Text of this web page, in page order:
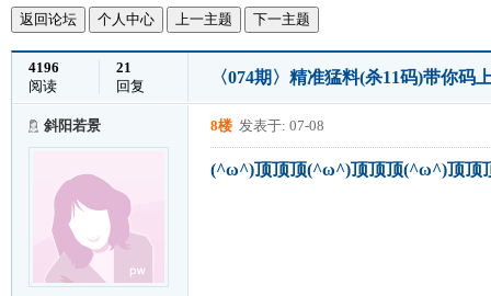
返回论坛 个人中心 上一主题 下一主题
4196
阅读
21
回复
〈074期〉精准猛料(杀11码)带你
斜阳若景 8楼 发表于: 07-08
(^ω^)顶顶顶(^ω^)顶顶顶(^ω^)顶顶